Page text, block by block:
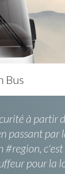
Bus
à partir
passant
#region,
pour la